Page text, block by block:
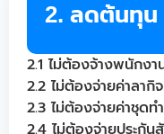
2. ลดต้นทุน
2.1 ไม่ต้องจ้างพนักงา
2.2 ไม่ต้องจ่ายค่าลา
2.3 ไม่ต้องจ่ายค่าชุด